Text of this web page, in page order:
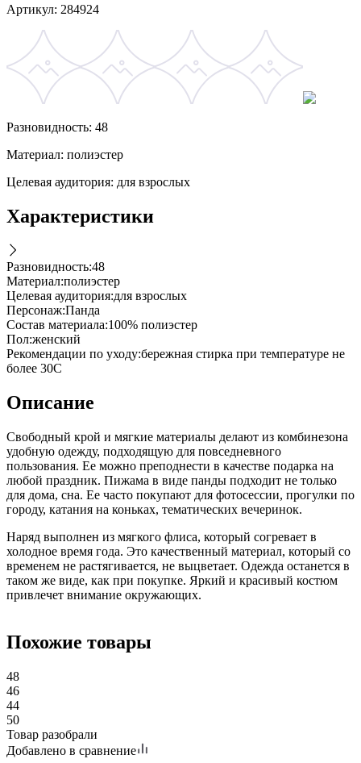
Артикул: 284924
Разновидность: 48
Материал: полиэстер
Целевая аудитория: для взрослых
Характеристики
Разновидность:48
Материал:полиэстер
Целевая аудитория:для взрослых
Персонаж:Панда
Состав материала:100% полиэстер
Пол:женский
Рекомендации по уходу:бережная стирка при температуре не
более 30С
Описание
Свободный крой и мягкие материалы делают из комбинезона
удобную одежду, подходящую для повседневного
пользования. Ее можно преподнести в качестве подарка на
любой праздник. Пижама в виде панды подходит не только
для дома, сна. Ее часто покупают для фотосессии, прогулки по
городу, катания на коньках, тематических вечеринок.
Наряд выполнен из мягкого флиса, который согревает в
холодное время года. Это качественный материал, который со
временем не растягивается, не выцветает. Одежда останется в
таком же виде, как при покупке. Яркий и красивый костюм
привлечет внимание окружающих.
Похожие товары
48
46
44
50
Товар разобрали
Добавлено в сравнение